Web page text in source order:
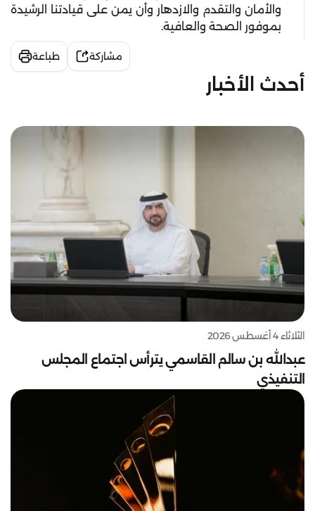
والأمان والتقدم والازدهار وأن يمن على قيادتنا الرشيدة
بموفور الصحة والعافية.
مشاركة طباعة
أحدث الأخبار
الثلاثاء 4 أغسطس 2026
عبدالله بن سالم القاسمي يترأس اجتماع المجلس
التنفيذي